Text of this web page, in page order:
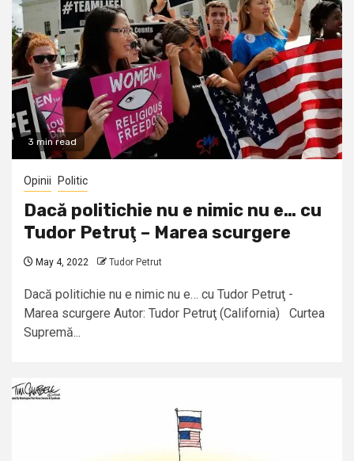
3 min read
Opinii Politic
Dacă politichie nu e nimic nu e… cu
Tudor Petruţ – Marea scurgere
May 4, 2022 Tudor Petrut
Dacă politichie nu e nimic nu e… cu Tudor Petruţ -
Marea scurgere Autor: Tudor Petruţ (California) Curtea
Supremă...